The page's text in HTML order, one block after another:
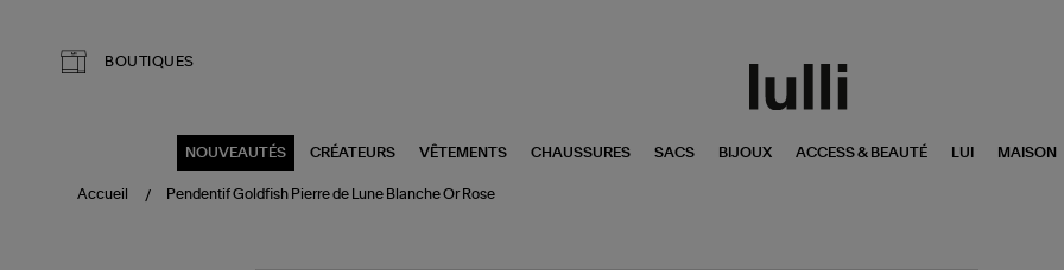
BOUTIQUES
NOUVEAUTÉS CRÉATEURS VÊTEMENTS CHAUSSURES SACS BIJOUX ACCESS & BEAUTÉ LUI MAISON
Accueil Pendentif Goldfish Pierre de Lune Blanche Or Rose